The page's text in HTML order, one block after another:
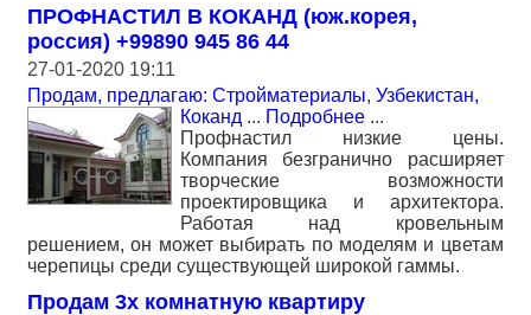
ПРОФНАСТИЛ В КОКАНД (юж.корея,
россия) +99890 945 86 44
27-01-2020 19:11
Продам, предлагаю: Стройматериалы, Узбекистан,
Коканд ... Подробнее ...
Профнастил низкие цены.
Компания безгранично расширяет
творческие возможности
проектировщика и архитектора.
Работая над кровельным
решением, он может выбирать по моделям и цветам
черепицы среди существующей широкой гаммы.
Продам 3х комнатную квартиру